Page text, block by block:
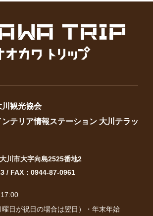
観光協会
テリア情報ステーション 大川テラッ
川市大字向島2525番地2
/ FAX：0944-87-0961
日が祝日の場合は翌日）・年末年始